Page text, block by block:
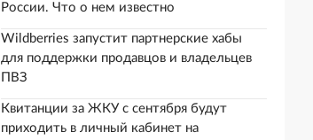
России. Что о нем известно
Wildberries запустит партнерские хабы
для поддержки продавцов и владельцев
ПВЗ
Квитанции за ЖКУ с сентября будут
приходить в личный кабинет на